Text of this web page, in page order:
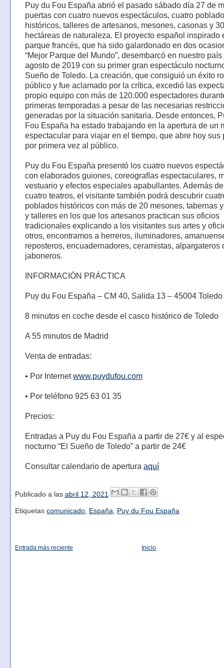
Puy du Fou España abrió el pasado sábado día 27 de
puertas con cuatro nuevos espectáculos, cuatro
históricos, talleres de artesanos, mesones, casonas y 30
hectáreas de naturaleza. El proyecto español inspirado
parque francés, que ha sido galardonado en dos
“Mejor Parque del Mundo”, desembarcó en nuestro país
agosto de 2019 con su primer gran espectáculo
Sueño de Toledo. La creación, que consiguió un éxito
público y fue aclamado por la crítica, excedió las
propio equipo con más de 120.000 espectadores
primeras temporadas a pesar de las necesarias
generadas por la situación sanitaria. Desde entonces,
Fou España ha estado trabajando en la apertura de un
espectacular para viajar en el tiempo, que abre hoy sus
por primera vez al público.
Puy du Fou España presentó los cuatro nuevos
con elaborados guiones, coreografías espectaculares,
vestuario y efectos especiales apabullantes. Además
cuatro teatros, el visitante también podrá descubrir
poblados históricos con más de 20 mesones, tabernas
y talleres en los que los artesanos practican sus oficios
tradicionales explicando a los visitantes sus artes y
otros, encontramos a herreros, iluminadores,
reposteros, encuadernadores, ceramistas, alpargateros
jaboneros.
INFORMACIÓN PRÁCTICA
Puy du Fou España – CM 40, Salida 13 – 45004 Toledo
8 minutos en coche desde el casco histórico de Toledo
A 55 minutos de Madrid
Venta de entradas:
• Por Internetwww.puydufou.com
• Por teléfono 925 63 01 35
Precios:
Entradas a Puy du Fou España a partir de 27€ y al
nocturno “El Sueño de Toledo” a partir de 24€
Consultar calendario de apertura aquí
Publicado a las abril 12, 2021
Etiquetas comunicado, España, Puy du Fou España
Entrada más reciente Inicio